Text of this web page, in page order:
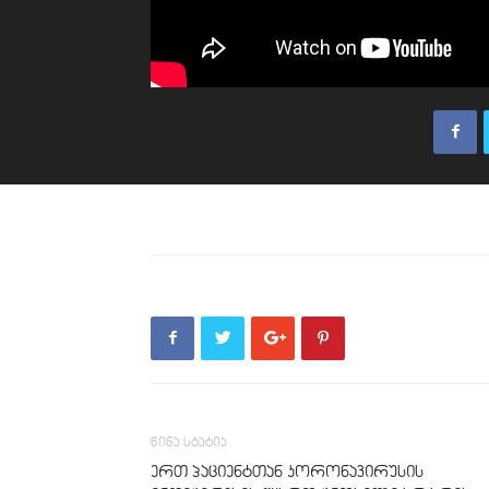
წინა სტატია
ერთ პაციენტთან კორონავირუსის